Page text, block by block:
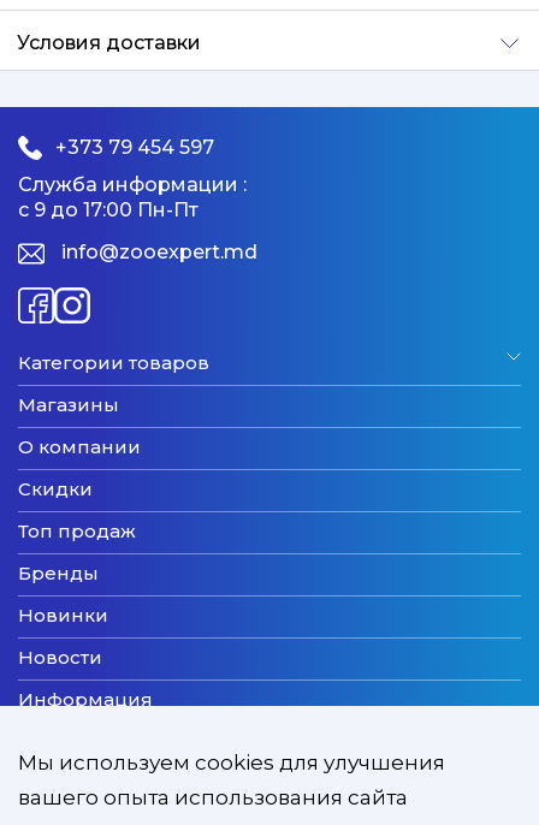
Условия доставки
+373 79 454 597
Служба информации :
с 9 до 17:00 Пн-Пт
info@zooexpert.md
Категории товаров
Магазины
О компании
Скидки
Топ продаж
Бренды
Новинки
Новости
Информация
Мы используем cookies для улучшения
вашего опыта использования сайта